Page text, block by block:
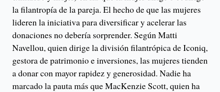
la filantropía de la pareja. El hecho de que las mujeres
lideren la iniciativa para diversificar y acelerar las
donaciones no debería sorprender. Según Matti
Navellou, quien dirige la división filantrópica de Iconiq,
gestora de patrimonio e inversiones, las mujeres tienden
a donar con mayor rapidez y generosidad. Nadie ha
marcado la pauta más que MacKenzie Scott, quien ha